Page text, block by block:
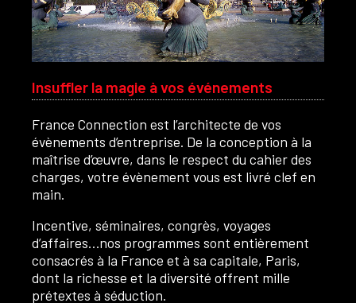
Insuffler la magie à vos événements
France Connection est l’architecte de vos
évènements d’entreprise. De la conception à la
maîtrise d’œuvre, dans le respect du cahier des
charges, votre évènement vous est livré clef en
main.
Incentive, séminaires, congrès, voyages
d’affaires…nos programmes sont entièrement
consacrés à la France et à sa capitale, Paris,
dont la richesse et la diversité offrent mille
prétextes à séduction.